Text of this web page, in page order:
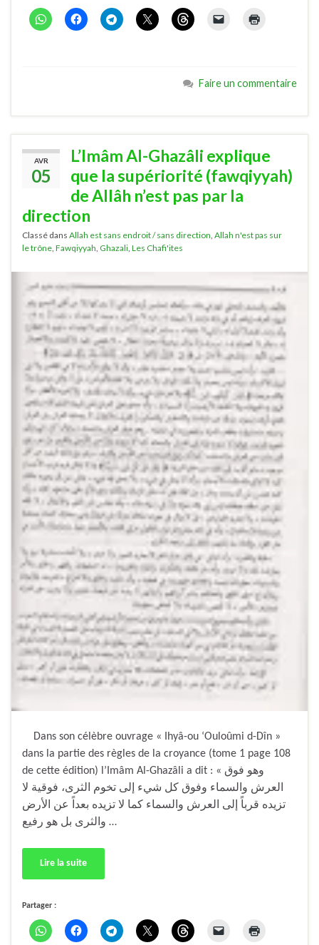
Faire un commentaire
AVR
05
L’Imâm Al-Ghazâli explique
que la supériorité (fawqiyyah)
de Allâh n’est pas par la
direction
Classé dans Allah est sans endroit / sans direction, Allah n'est pas sur
le trône, Fawqiyyah, Ghazali, Les Chafi'ites
Dans son célèbre ouvrage « Ihyâ-ou ‘Ouloûmi d-Dîn »
dans la partie des règles de la croyance (tome 1 page 108
de cette édition) l’Imâm Al-Ghazâli a dit : « وهو فوق
العرش والسماء وفوق كل شيء إلى تخوم الثرى، فوقية لا
تزيده قرباً إلى العرش والسماء كما لا تزيده بعداً عن الأرض
والثرى بل هو رفيع …
Lire la suite
Partager :